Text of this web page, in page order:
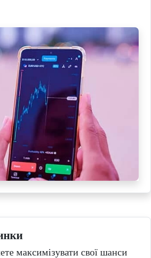
максимізувати свої шанси